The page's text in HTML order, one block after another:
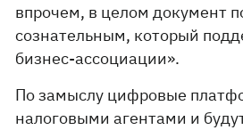
впрочем, в целом документ
сознательным, который
бизнес-ассоциации».
По замыслу цифровые
налоговыми агентами и